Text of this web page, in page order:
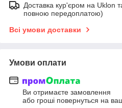
Доставка кур'єром на Uklon
повною передоплатою)
Всі умови доставки
Умови оплати
Ви отримаєте замовлення
або гроші повернуться на